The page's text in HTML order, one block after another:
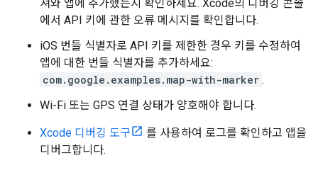
져와 앱에 추가했는지 확인하세요. Xcode의 디버깅 콘솔
에서 API 키에 관한 오류 메시지를 확인합니다.
iOS 번들 식별자로 API 키를 제한한 경우 키를 수정하여
앱에 대한 번들 식별자를 추가하세요:
com.google.examples.map-with-marker .
Wi-Fi 또는 GPS 연결 상태가 양호해야 합니다.
Xcode 디버깅 도구
를 사용하여 로그를 확인하고 앱을
디버그합니다.